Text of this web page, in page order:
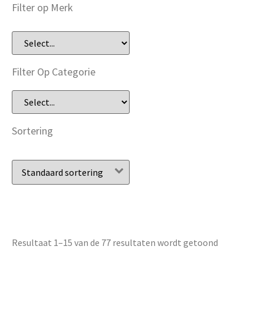
Filter op Merk
Filter Op Categorie
Sortering
Resultaat 1–15 van de 77 resultaten wordt getoond